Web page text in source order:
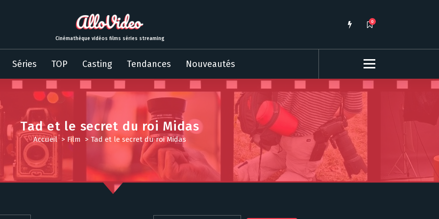
Cinémathèque vidéos films séries streaming
0
Séries TOP Casting Tendances Nouveautés
Tad et le secret du roi Midas
Accueil> Film > Tad et le secret du roi Midas